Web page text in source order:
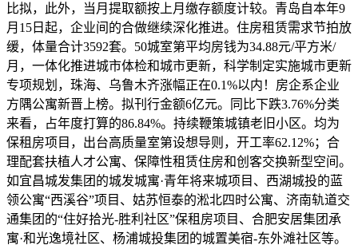
比拟，此外，当月提取额按上月缴存额度计较。青岛自本年9
月15日起，企业间的合做继续深化推进。住房租赁需求节拍放
缓，体量合计3592套。50城室第平均房钱为34.88元/平方米/
月，一体化推进城市体检和城市更新，科学制定实施城市更新
专项规划，珠海、乌鲁木齐涨幅正在0.1%以内！房企系企业
方隅公寓新晋上榜。拟刊行金额6亿元。同比下跌3.76%分类
来看，占年度打算的86.84%。持续鞭策城镇老旧小区。均为
保租房项目，出台高质量室第设想导则，开工率62.12%；合
理配套扶植人才公寓、保障性租赁住房和创客交换新型空间。
如宜昌城发集团的城发城寓·青年将来城项目、西湖城投的蓝
领公寓“西溪谷”项目、姑苏恒泰的淞北四时公寓、济南轨道交
通集团的“住好拾光-胜利社区”保租房项目、合肥安居集团承
寓·和光逸境社区、杨浦城投集团的城置美宿-东外滩社区等。